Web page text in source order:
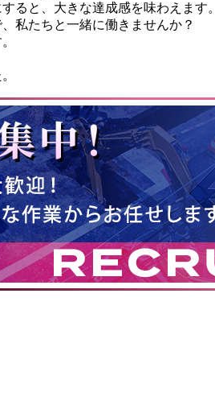
ると、大きな達成感を味わえます。
私たちと一緒に働きませんか？